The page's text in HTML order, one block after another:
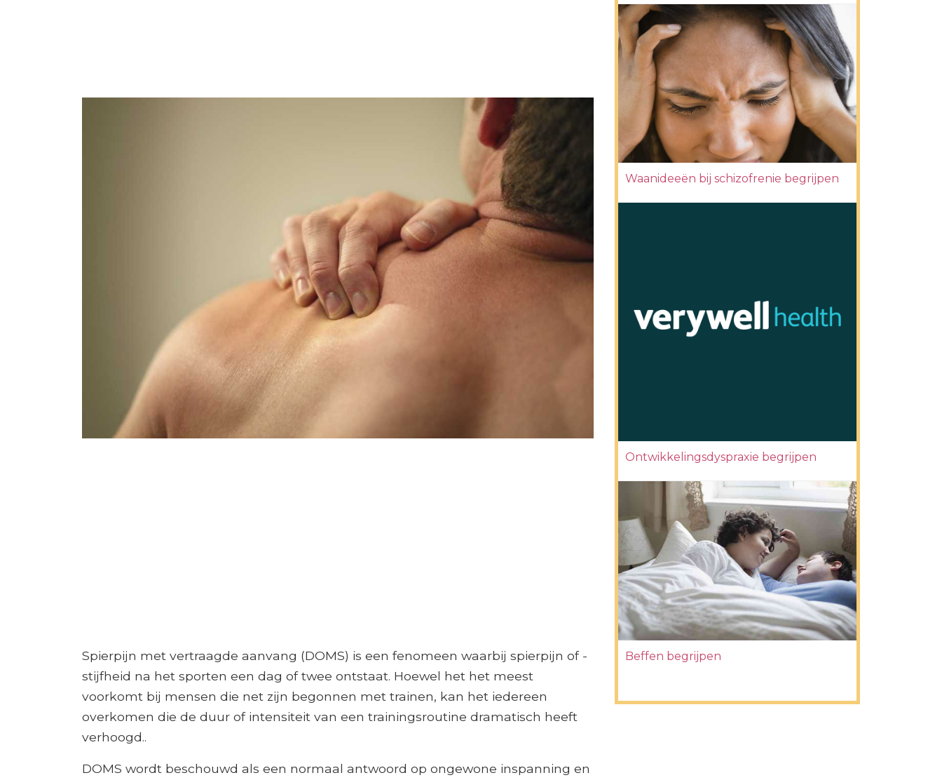
Spierpijn met vertraagde aanvang (DOMS) is een fenomeen waarbij spierpijn of -
stijfheid na het sporten een dag of twee ontstaat. Hoewel het het meest
voorkomt bij mensen die net zijn begonnen met trainen, kan het iedereen
overkomen die de duur of intensiteit van een trainingsroutine dramatisch heeft
verhoogd..
DOMS wordt beschouwd als een normaal antwoord op ongewone inspanning en
Waanideeën bij schizofrenie begrijpen
Ontwikkelingsdyspraxie begrijpen
Beffen begrijpen